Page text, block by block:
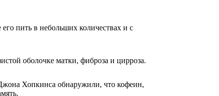
пить в небольших количествах и с
оболочке матки, фиброза и цирроза.
Хопкинса обнаружили, что кофеин,